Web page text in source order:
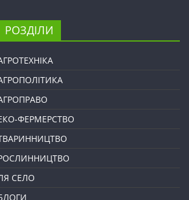
РОЗДІЛИ
ФЕРМЕРСТВО
СЕЛО